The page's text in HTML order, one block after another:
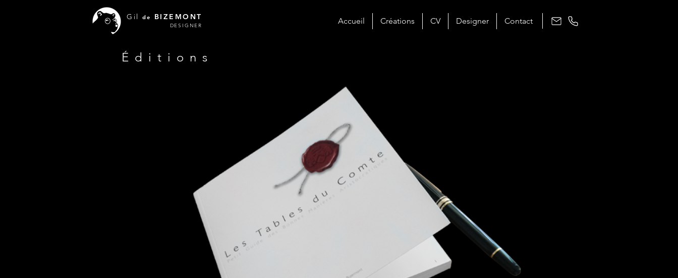
Gilde BIZEMONT
DESIGNER Accueil Créations CV Designer Contact
Éditions